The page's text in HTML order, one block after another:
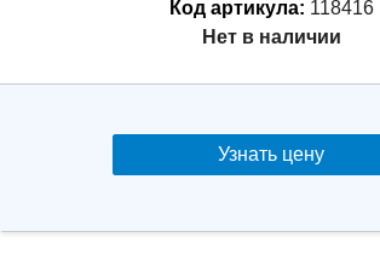
Код артикула: 118416
Нет в наличии
Узнать цену